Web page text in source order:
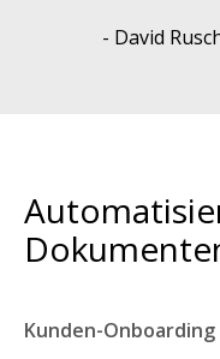
- David
Kunden-